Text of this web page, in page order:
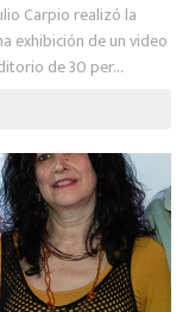
Carpio realizó la
exhibición de un video
de 30 per...